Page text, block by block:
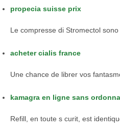
propecia suisse prix
Le compresse di Stromectol sono
acheter cialis france
Une chance de librer vos
kamagra en ligne sans
Refill, en toute s curit, est